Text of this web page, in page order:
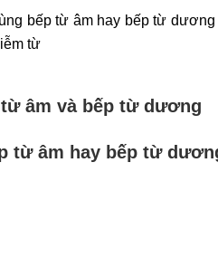
âm và bếp từ dương
từ âm hay bếp từ